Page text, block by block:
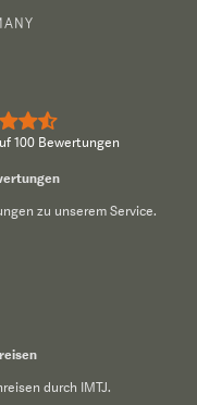
100 Bewertungen
zu unserem Service.
durch IMTJ.